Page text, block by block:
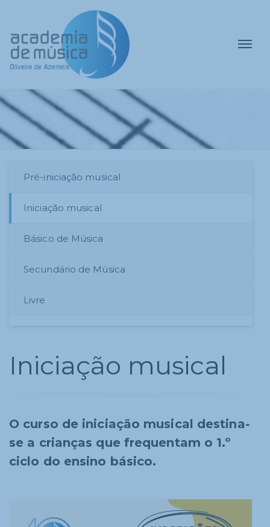
Pré-iniciação musical
Iniciação musical
Básico de Música
Secundário de Música
Livre
Iniciação musical
O curso de iniciação musical destina-
se a crianças que frequentam o 1.º
ciclo do ensino básico.